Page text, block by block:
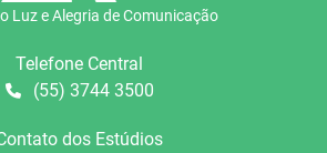
Luz e Alegria de Comunicação
Telefone Central
(55) 3744 3500
dos Estúdios